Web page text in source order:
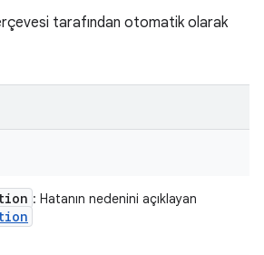
tarafından otomatik olarak
: Hatanın nedenini açıklayan